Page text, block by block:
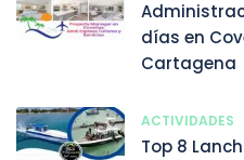
días en
Cartagena
ACTIVIDADES
Top 8